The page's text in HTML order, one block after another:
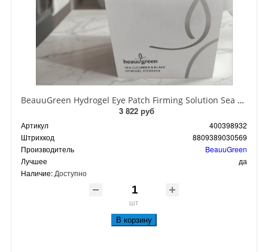
BeauuGreen Hydrogel Eye Patch Firming Solution Sea Cocumber & Black Гидрогелевые патчи для кожи вокруг глаз с экстрактом черного морского огурца 60 шт 90 гр
3 822 руб
Артикул
400398932
Штрихкод
8809389030569
Производитель
BeauuGreen
Лучшее
да
Наличие: Доступно
шт
В корзину